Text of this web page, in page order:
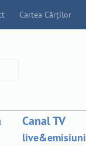
Cartea Cărților
Canal TV
live&emisiuni